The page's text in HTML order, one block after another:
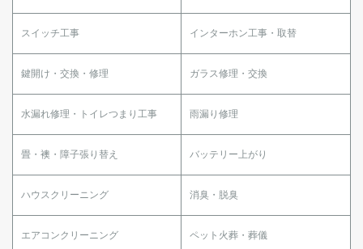
スイッチ工事 インターホン工事・取替
鍵開け・交換・修理 ガラス修理・交換
水漏れ修理・トイレつまり工事 雨漏り修理
畳・襖・障子張り替え バッテリー上がり
ハウスクリーニング 消臭・脱臭
エアコンクリーニング ペット火葬・葬儀